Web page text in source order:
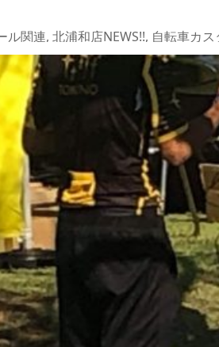
ル関連, 北浦和店NEWS!!, 自転車カ